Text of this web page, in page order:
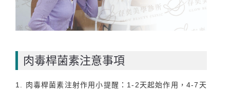
肉毒桿菌素注意事項
1. 肉毒桿菌素注射作用小提醒：1-2天起始作用，4-7天